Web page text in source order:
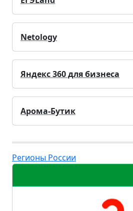
Netology
Яндекс 360 для бизнеса
Арома-Бутик
Регионы России